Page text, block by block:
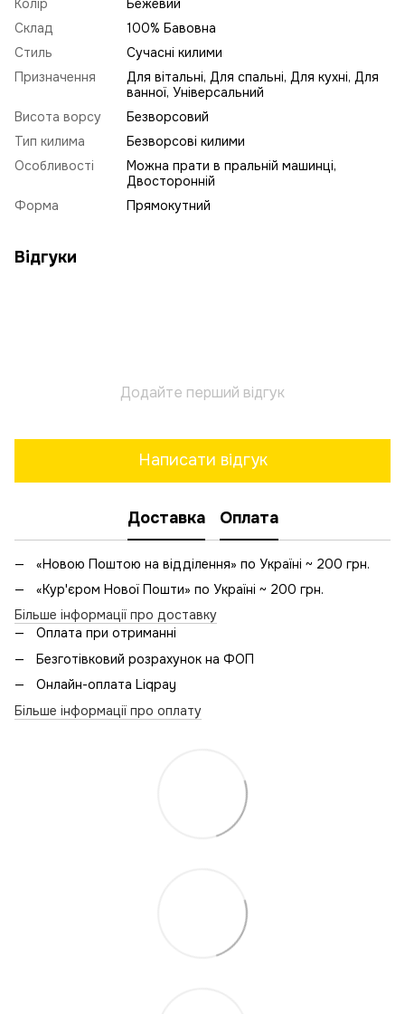
Склад
100% Бавовна
Стиль
Сучасні килими
Призначення
Для вітальні, Для спальні, Для кухні, Для
ванної, Універсальний
Висота ворсу
Безворсовий
Тип килима
Безворсові килими
Особливості
Можна прати в пральній машинці,
Двосторонній
Форма
Прямокутний
Відгуки
Додайте перший відгук
Написати відгук
Доставка Оплата
«Новою Поштою на відділення» по Україні ~ 200 грн.
«Кур'єром Нової Пошти» по Україні ~ 200 грн.
Більше інформації про доставку
Оплата при отриманні
Безготівковий розрахунок на ФОП
Онлайн-оплата Liqpay
Більше інформації про оплату